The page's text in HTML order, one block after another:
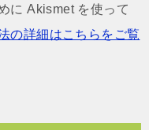
に Akismet を使って
の詳細はこちらをご覧